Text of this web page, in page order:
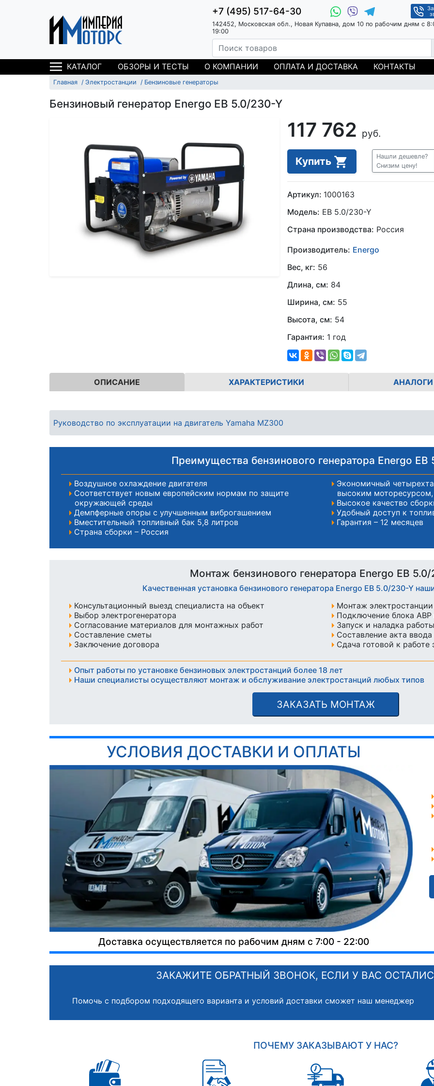
+7 (495) 517-64-30
142452, Московская обл., Новая Купавна, дом 10 по рабочим дням с
19:00
КАТАЛОГ ОБЗОРЫ И ТЕСТЫ О КОМПАНИИ ОПЛАТА И ДОСТАВКА КОНТАКТЫ
Главная Электростанции Бензиновые генераторы
Бензиновый генератор Energo EB 5.0/230-Y
117 762 руб.
Купить
Нашли дешевле?
Снизим цену!
Артикул: 1000163
Модель: EB 5.0/230-Y
Страна производства: Россия
Производитель: Energo
Вес, кг: 56
Длина, см: 84
Ширина, см: 55
Высота, см: 54
Гарантия: 1 год
ОПИСАНИЕ ХАРАКТЕРИСТИКИ АНАЛОГИ
Руководство по эксплуатации на двигатель Yamaha MZ300
Преимущества бензинового генератора Energo EB
Воздушное охлаждение двигателя
Соответствует новым европейским нормам по защите
окружающей среды
Демпферные опоры с улучшенным виброгашением
Вместительный топливный бак 5,8 литров
Страна сборки – Россия
Экономичный
высоким
Высокое качество
Удобный доступ к
Гарантия – 12 месяцев
Монтаж бензинового генератора Energo EB
Качественная установка бензинового генератора Energo EB 5.0/230-Y
Консультационный выезд специалиста на объект
Выбор электрогенератора
Согласование материалов для монтажных работ
Составление сметы
Заключение договора
Монтаж
Подключение блока АВР
Запуск и наладка
Составление акта
Сдача готовой к работе
Опыт работы по установке бензиновых электростанций более 18 лет
Наши специалисты осуществляют монтаж и обслуживание электростанций любых типов
ЗАКАЗАТЬ МОНТАЖ
УСЛОВИЯ ДОСТАВКИ И ОПЛАТЫ
Доставка осуществляется по рабочим дням с 7:00 - 22:00
ЗАКАЖИТЕ ОБРАТНЫЙ ЗВОНОК, ЕСЛИ У ВАС
Помочь с подбором подходящего варианта и условий доставки сможет наш менеджер
ПОЧЕМУ ЗАКАЗЫВАЮТ У НАС?